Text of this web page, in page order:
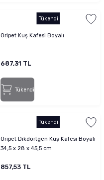
Tükendi
Oripet Kuş Kafesi Boyalı
687,31 TL
Tükendi
Tükendi
Oripet Dikdörtgen Kuş Kafesi Boyalı
34,5 x 28 x 45,5 cm
857,53 TL